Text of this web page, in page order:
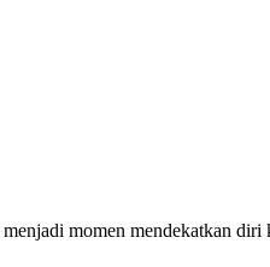
momen mendekatkan diri